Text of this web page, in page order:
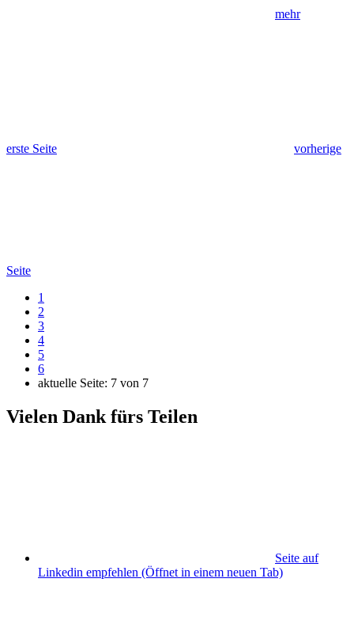
mehr
erste Seite vorherige
Seite
1
2
3
4
5
6
aktuelle Seite: 7 von 7
Vielen Dank fürs Teilen
Seite auf
Linkedin empfehlen (Öffnet in einem neuen Tab)